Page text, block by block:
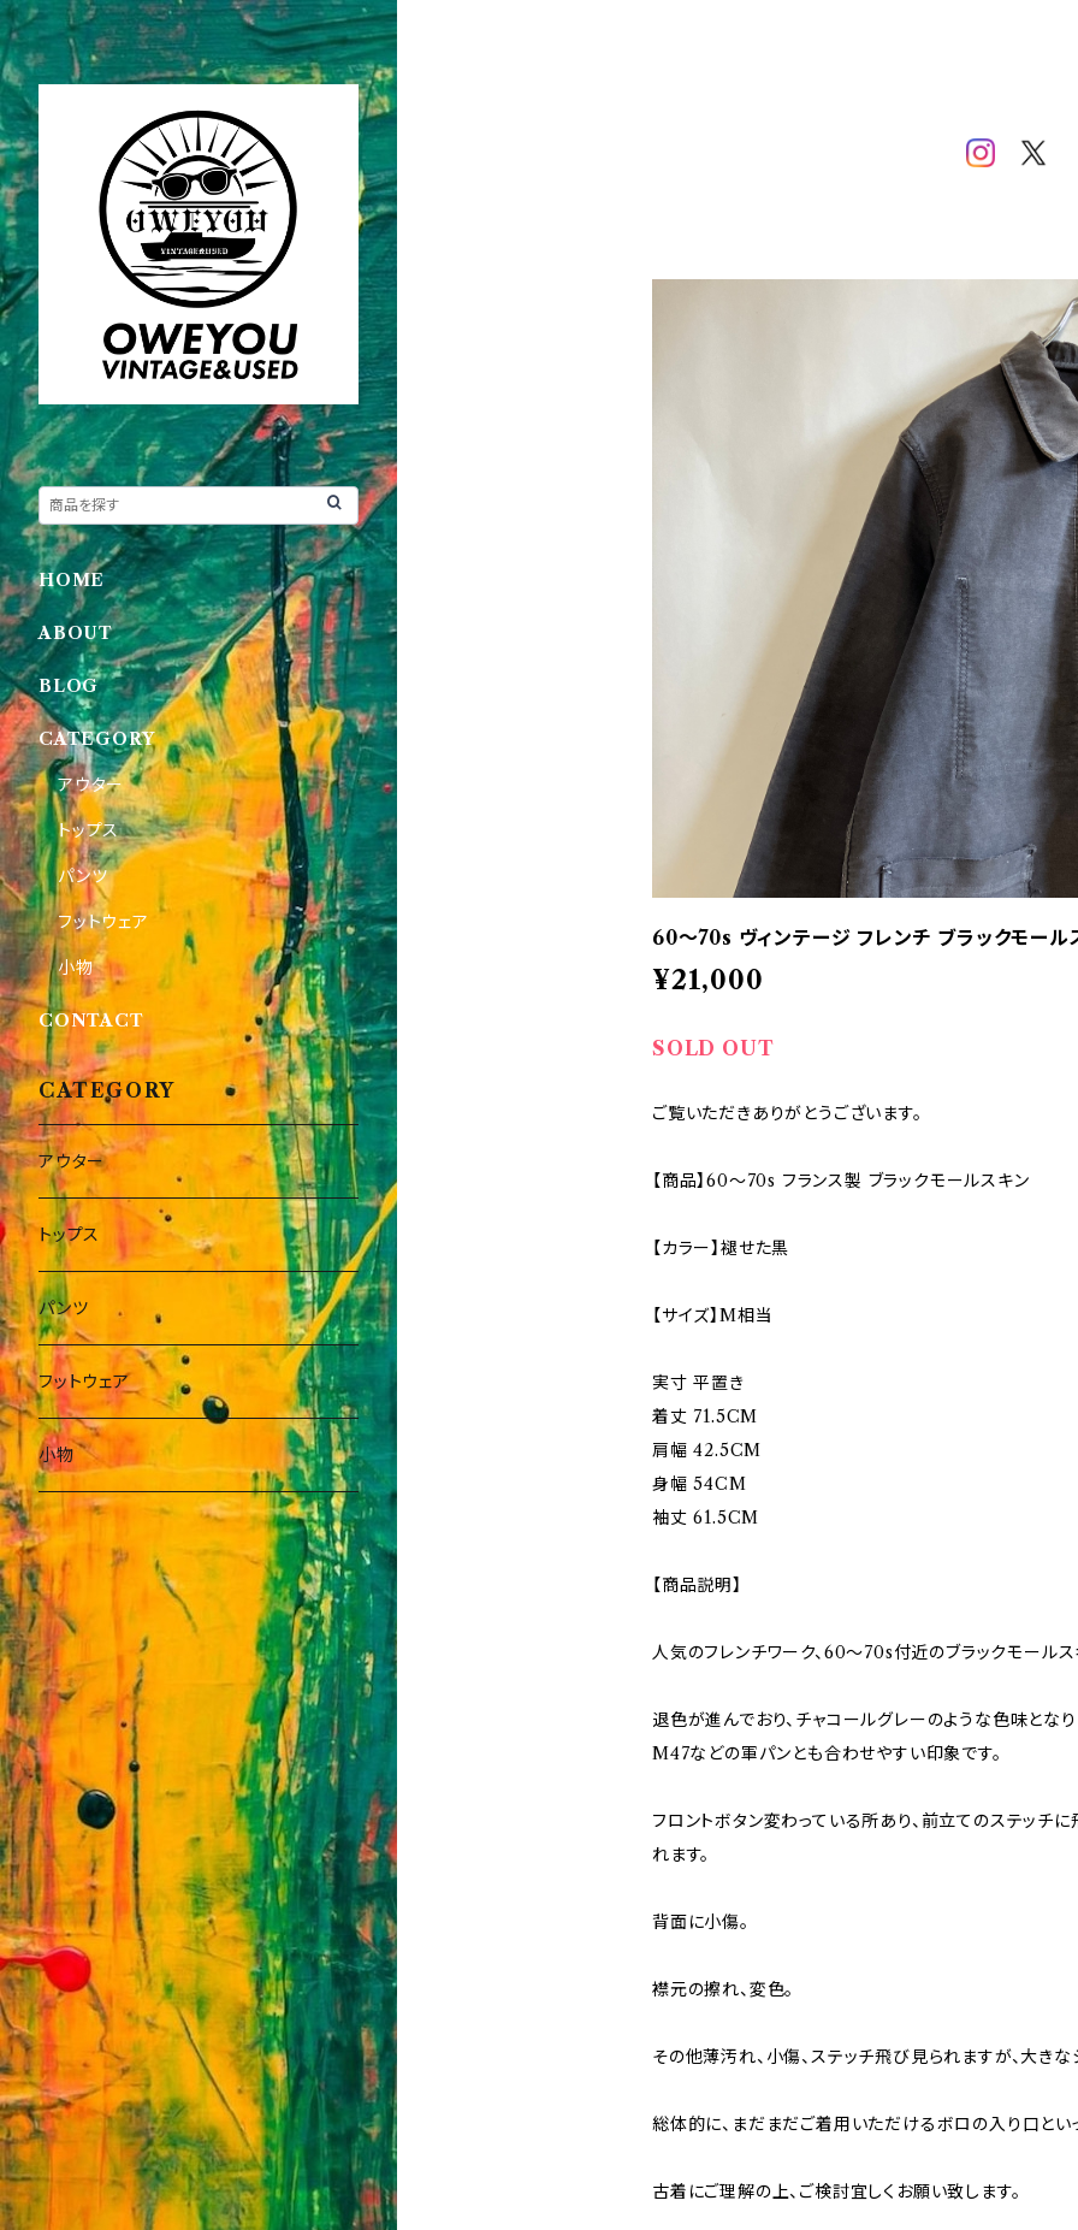
60〜70s ヴィンテージ フレンチ ブラックモール
¥21,000
SOLD OUT
ご覧いただきありがとうございます。
【商品】60〜70s フランス製 ブラックモールスキン
【カラー】褪せた黒
【サイズ】M相当
実寸 平置き
着丈 71.5CM
肩幅 42.5CM
身幅 54CM
袖丈 61.5CM
【商品説明】
人気のフレンチワーク、60〜70s付近のブラックモールス
退色が進んでおり、チャコールグレーのような色味となり
M47などの軍パンとも合わせやすい印象です。
フロントボタン変わっている所あり、前立てのステッチ
れます。
背面に小傷。
襟元の擦れ、変色。
その他薄汚れ、小傷、ステッチ飛び見られますが、大きな
総体的に、まだまだご着用いただけるボロの入り口とい
古着にご理解の上、ご検討宜しくお願い致します。
HOME
ABOUT
BLOG
CATEGORY
アウター
トップス
パンツ
フットウェア
小物
CONTACT
CATEGORY
アウター
トップス
パンツ
フットウェア
小物